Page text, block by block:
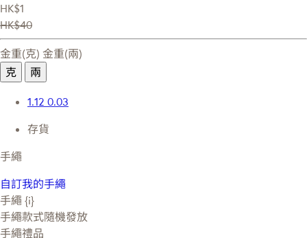
HK$1
HK$40
金重(克) 金重(兩)
克
兩
1.12 0.03
存貨
手繩
自訂我的手繩
手繩 {i}
手繩款式隨機發放
手繩禮品